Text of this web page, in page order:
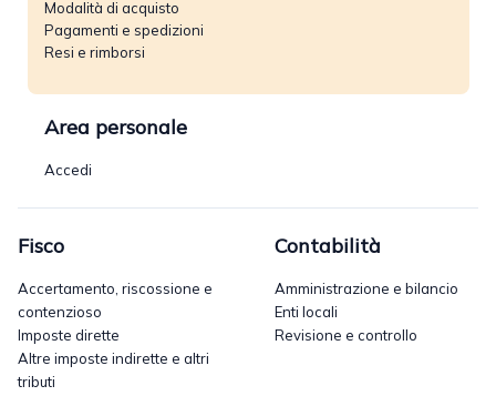
Modalità di acquisto
Pagamenti e spedizioni
Resi e rimborsi
Area personale
Accedi
Fisco
Accertamento, riscossione e
contenzioso
Imposte dirette
Altre imposte indirette e altri
tributi
Contabilità
Amministrazione e bilancio
Enti locali
Revisione e controllo